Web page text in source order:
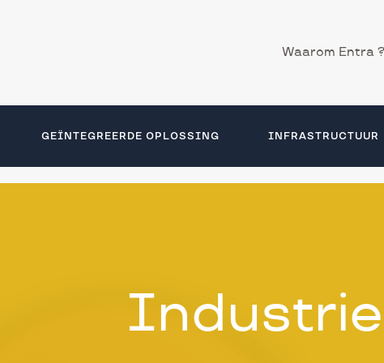
secundaire
Waarom Entra ?
GEÏNTEGREERDE OPLOSSING INFRASTRUCTUUR
Industrie